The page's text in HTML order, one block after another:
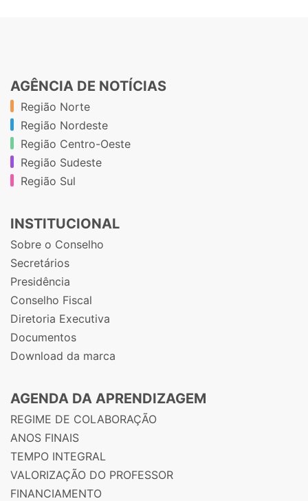
AGÊNCIA DE NOTÍCIAS
Região Norte
Região Nordeste
Região Centro-Oeste
Região Sudeste
Região Sul
INSTITUCIONAL
Sobre o Conselho
Secretários
Presidência
Conselho Fiscal
Diretoria Executiva
Documentos
Download da marca
AGENDA DA APRENDIZAGEM
REGIME DE COLABORAÇÃO
ANOS FINAIS
TEMPO INTEGRAL
VALORIZAÇÃO DO PROFESSOR
FINANCIAMENTO